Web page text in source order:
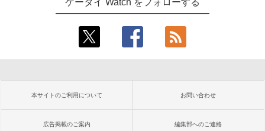
ケータイ Watch をフォローする
本サイトのご利用について お問い合わせ
広告掲載のご案内 編集部へのご連絡